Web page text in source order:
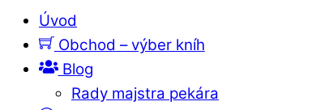
Úvod
Obchod – výber kníh
Blog
Rady majstra pekára